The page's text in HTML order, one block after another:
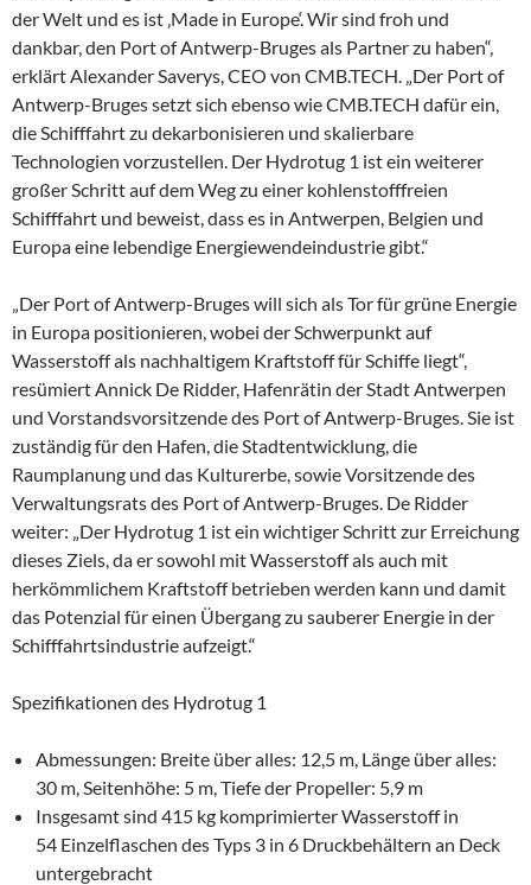
der Welt und es ist ‚Made in Europe‘. Wir sind froh und
dankbar, den Port of Antwerp-Bruges als Partner zu haben“,
erklärt Alexander Saverys, CEO von CMB.TECH. „Der Port of
Antwerp-Bruges setzt sich ebenso wie CMB.TECH dafür ein,
die Schifffahrt zu dekarbonisieren und skalierbare
Technologien vorzustellen. Der Hydrotug 1 ist ein weiterer
großer Schritt auf dem Weg zu einer kohlenstofffreien
Schifffahrt und beweist, dass es in Antwerpen, Belgien und
Europa eine lebendige Energiewendeindustrie gibt.“
„Der Port of Antwerp-Bruges will sich als Tor für grüne Energie
in Europa positionieren, wobei der Schwerpunkt auf
Wasserstoff als nachhaltigem Kraftstoff für Schiffe liegt“,
resümiert Annick De Ridder, Hafenrätin der Stadt Antwerpen
und Vorstandsvorsitzende des Port of Antwerp-Bruges. Sie ist
zuständig für den Hafen, die Stadtentwicklung, die
Raumplanung und das Kulturerbe, sowie Vorsitzende des
Verwaltungsrats des Port of Antwerp-Bruges. De Ridder
weiter: „Der Hydrotug 1 ist ein wichtiger Schritt zur Erreichung
dieses Ziels, da er sowohl mit Wasserstoff als auch mit
herkömmlichem Kraftstoff betrieben werden kann und damit
das Potenzial für einen Übergang zu sauberer Energie in der
Schifffahrtsindustrie aufzeigt.“
Spezifikationen des Hydrotug 1
Abmessungen: Breite über alles: 12,5 m, Länge über alles:
30 m, Seitenhöhe: 5 m, Tiefe der Propeller: 5,9 m
Insgesamt sind 415 kg komprimierter Wasserstoff in
54 Einzelflaschen des Typs 3 in 6 Druckbehältern an Deck
untergebracht